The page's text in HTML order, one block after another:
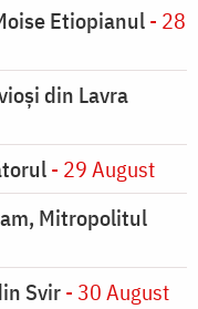
Etiopianul- 28
din Lavra
- 29 August
Mitropolitul
Svir- 30 August